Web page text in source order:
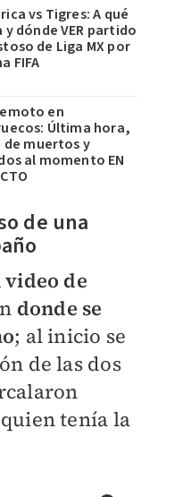
vs Tigres: A qué
y dónde VER partido
de Liga MX por
FIFA
en
Última hora,
de muertos y
al momento EN
de una
video de
donde se
; al inicio se
de las dos
tenía la